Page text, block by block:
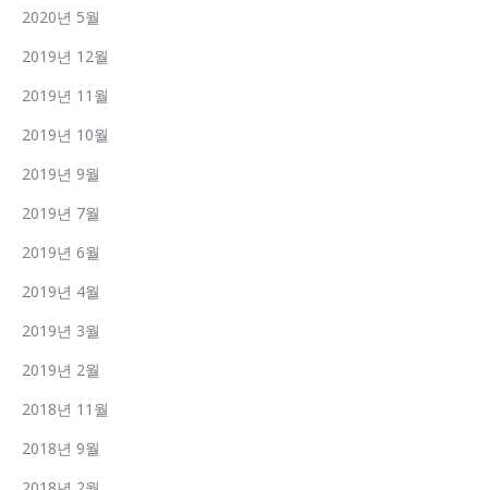
2020년 5월
2019년 12월
2019년 11월
2019년 10월
2019년 9월
2019년 7월
2019년 6월
2019년 4월
2019년 3월
2019년 2월
2018년 11월
2018년 9월